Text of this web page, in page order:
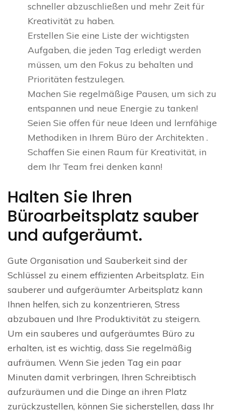
schneller abzuschließen und mehr Zeit für
Kreativität zu haben.
Erstellen Sie eine Liste der wichtigsten
Aufgaben, die jeden Tag erledigt werden
müssen, um den Fokus zu behalten und
Prioritäten festzulegen.
Machen Sie regelmäßige Pausen, um sich zu
entspannen und neue Energie zu tanken!
Seien Sie offen für neue Ideen und lernfähige
Methodiken in Ihrem Büro der Architekten .
Schaffen Sie einen Raum für Kreativität, in
dem Ihr Team frei denken kann!
Halten Sie Ihren
Büroarbeitsplatz sauber
und aufgeräumt.
Gute Organisation und Sauberkeit sind der
Schlüssel zu einem effizienten Arbeitsplatz. Ein
sauberer und aufgeräumter Arbeitsplatz kann
Ihnen helfen, sich zu konzentrieren, Stress
abzubauen und Ihre Produktivität zu steigern.
Um ein sauberes und aufgeräumtes Büro zu
erhalten, ist es wichtig, dass Sie regelmäßig
aufräumen. Wenn Sie jeden Tag ein paar
Minuten damit verbringen, Ihren Schreibtisch
aufzuräumen und die Dinge an ihren Platz
zurückzustellen, können Sie sicherstellen, dass Ihr